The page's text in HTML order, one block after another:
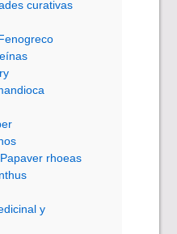
curativas
rhoeas
y